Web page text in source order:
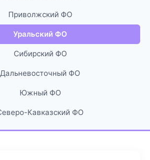
Приволжский ФО
Уральский ФО
Сибирский ФО
Дальневосточный ФО
Южный ФО
Кавказский ФО